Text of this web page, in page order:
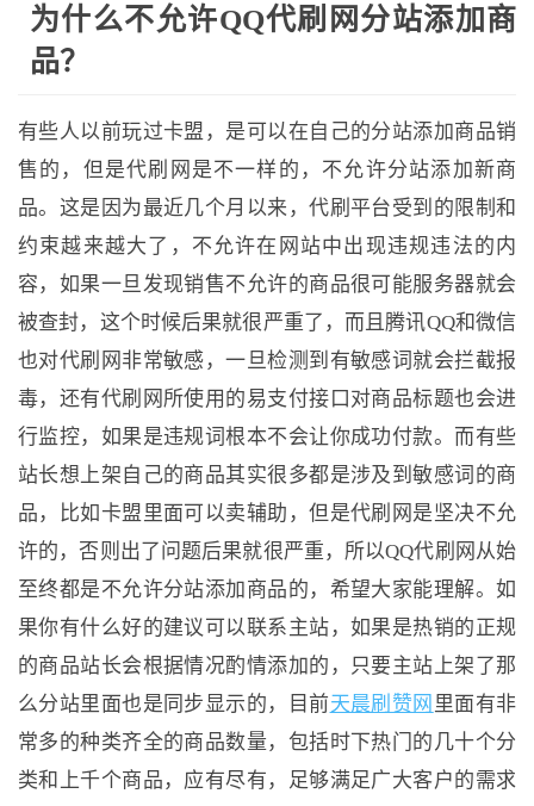
为什么不允许QQ代刷网分站添加商
品？
有些人以前玩过卡盟，是可以在自己的分站添加商品销
售的，但是代刷网是不一样的，不允许分站添加新商
品。这是因为最近几个月以来，代刷平台受到的限制和
约束越来越大了，不允许在网站中出现违规违法的内
容，如果一旦发现销售不允许的商品很可能服务器就会
被查封，这个时候后果就很严重了，而且腾讯QQ和微信
也对代刷网非常敏感，一旦检测到有敏感词就会拦截报
毒，还有代刷网所使用的易支付接口对商品标题也会进
行监控，如果是违规词根本不会让你成功付款。而有些
站长想上架自己的商品其实很多都是涉及到敏感词的商
品，比如卡盟里面可以卖辅助，但是代刷网是坚决不允
许的，否则出了问题后果就很严重，所以QQ代刷网从始
至终都是不允许分站添加商品的，希望大家能理解。如
果你有什么好的建议可以联系主站，如果是热销的正规
的商品站长会根据情况酌情添加的，只要主站上架了那
么分站里面也是同步显示的，目前天晨刷赞网 里面有非
常多的种类齐全的商品数量，包括时下热门的几十个分
类和上千个商品，应有尽有，足够满足广大客户的需求